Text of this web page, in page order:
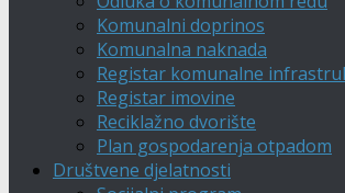
Komunalni doprinos
Komunalna naknada
Registar komunalne
Registar imovine
Reciklažno dvorište
Plan gospodarenja otpadom
Društvene djelatnosti